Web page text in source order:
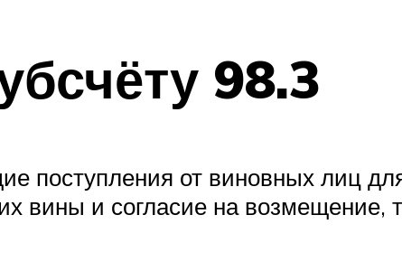
98.3
поступления от виновных лиц
вины и согласие на